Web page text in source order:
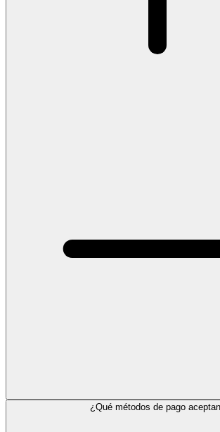
¿Qué métodos de pago